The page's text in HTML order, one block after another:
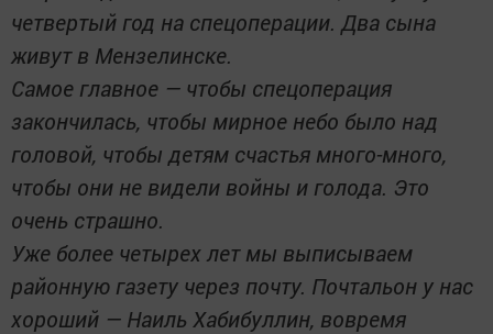
четвертый год на спецоперации. Два сына
живут в Мензелинске.
Самое главное — чтобы спецоперация
закончилась, чтобы мирное небо было над
головой, чтобы детям счастья много-много,
чтобы они не видели войны и голода. Это
очень страшно.
Уже более четырех лет мы выписываем
районную газету через почту. Почтальон у нас
хороший — Наиль Хабибуллин, вовремя